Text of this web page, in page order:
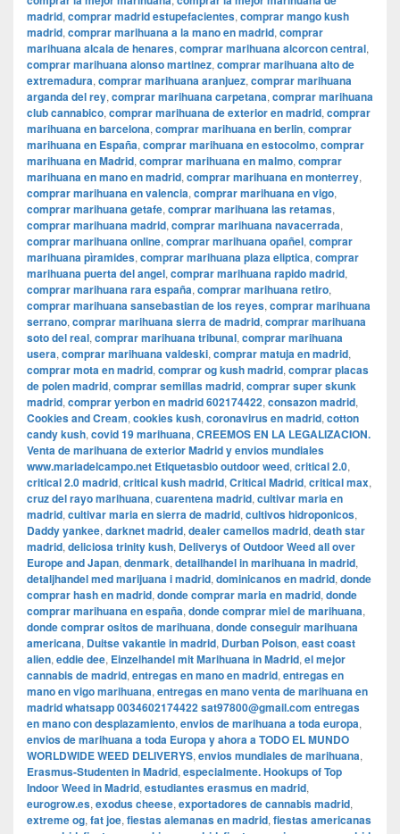
madrid, comprar madrid estupefacientes, comprar mango kush
madrid, comprar marihuana a la mano en madrid, comprar
marihuana alcala de henares, comprar marihuana alcorcon central,
comprar marihuana alonso martinez, comprar marihuana alto de
extremadura, comprar marihuana aranjuez, comprar marihuana
arganda del rey, comprar marihuana carpetana, comprar marihuana
club cannabico, comprar marihuana de exterior en madrid, comprar
marihuana en barcelona, comprar marihuana en berlin, comprar
marihuana en España, comprar marihuana en estocolmo, comprar
marihuana en Madrid, comprar marihuana en malmo, comprar
marihuana en mano en madrid, comprar marihuana en monterrey,
comprar marihuana en valencia, comprar marihuana en vigo,
comprar marihuana getafe, comprar marihuana las retamas,
comprar marihuana madrid, comprar marihuana navacerrada,
comprar marihuana online, comprar marihuana opañel, comprar
marihuana pìramides, comprar marihuana plaza eliptica, comprar
marihuana puerta del angel, comprar marihuana rapido madrid,
comprar marihuana rara españa, comprar marihuana retiro,
comprar marihuana sansebastian de los reyes, comprar marihuana
serrano, comprar marihuana sierra de madrid, comprar marihuana
soto del real, comprar marihuana tribunal, comprar marihuana
usera, comprar marihuana valdeski, comprar matuja en madrid,
comprar mota en madrid, comprar og kush madrid, comprar placas
de polen madrid, comprar semillas madrid, comprar super skunk
madrid, comprar yerbon en madrid 602174422, consazon madrid,
Cookies and Cream, cookies kush, coronavirus en madrid, cotton
candy kush, covid 19 marihuana, CREEMOS EN LA LEGALIZACION.
Venta de marihuana de exterior Madrid y envios mundiales
www.mariadelcampo.net Etiquetasbio outdoor weed, critical 2.0,
critical 2.0 madrid, critical kush madrid, Critical Madrid, critical max,
cruz del rayo marihuana, cuarentena madrid, cultivar maria en
madrid, cultivar maria en sierra de madrid, cultivos hidroponicos,
Daddy yankee, darknet madrid, dealer camellos madrid, death star
madrid, deliciosa trinity kush, Deliverys of Outdoor Weed all over
Europe and Japan, denmark, detailhandel in marihuana in madrid,
detaljhandel med marijuana i madrid, dominicanos en madrid, donde
comprar hash en madrid, donde comprar maria en madrid, donde
comprar marihuana en españa, donde comprar miel de marihuana,
donde comprar ositos de marihuana, donde conseguir marihuana
americana, Duitse vakantie in madrid, Durban Poison, east coast
alien, eddie dee, Einzelhandel mit Marihuana in Madrid, el mejor
cannabis de madrid, entregas en mano en madrid, entregas en
mano en vigo marihuana, entregas en mano venta de marihuana en
madrid whatsapp 0034602174422 sat97800@gmail.com entregas
en mano con desplazamiento, envios de marihuana a toda europa,
envios de marihuana a toda Europa y ahora a TODO EL MUNDO
WORLDWIDE WEED DELIVERYS, envios mundiales de marihuana,
Erasmus-Studenten in Madrid, especialmente. Hookups of Top
Indoor Weed in Madrid, estudiantes erasmus en madrid,
eurogrow.es, exodus cheese, exportadores de cannabis madrid,
extreme og, fat joe, fiestas alemanas en madrid, fiestas americanas